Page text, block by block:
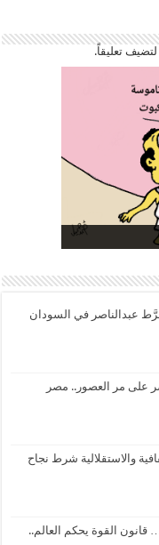
تعليقاً.
عبدالناصر في السودان
على مر العصور.. مصر
والاستقلالية شرط نجاح
القوة يحكم العالم..